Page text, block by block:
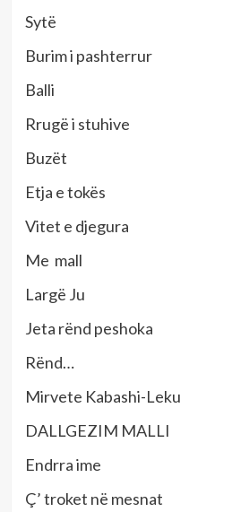
Sytë
Burim i pashterrur
Balli
Rrugë i stuhive
Buzët
Etja e tokës
Vitet e djegura
Me mall
Largë Ju
Jeta rënd peshoka
Rënd…
Mirvete Kabashi-Leku
DALLGEZIM MALLI
Endrra ime
Ç’ troket në mesnat